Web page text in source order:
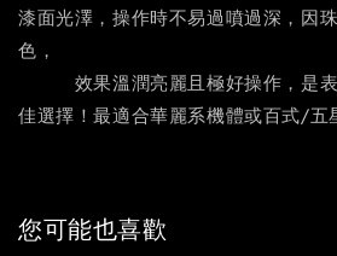
漆面光澤，操作時不易過噴過深，因
色，
效果溫潤亮麗且極好操作，是表
佳選擇！最適合華麗系機體或百式/五
您可能也喜歡